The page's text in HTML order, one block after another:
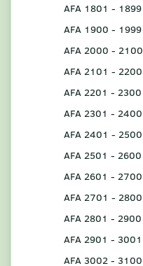
AFA 1801 - 1899
AFA 1900 - 1999
AFA 2000 - 2100
AFA 2101 - 2200
AFA 2201 - 2300
AFA 2301 - 2400
AFA 2401 - 2500
AFA 2501 - 2600
AFA 2601 - 2700
AFA 2701 - 2800
AFA 2801 - 2900
AFA 2901 - 3001
AFA 3002 - 3100